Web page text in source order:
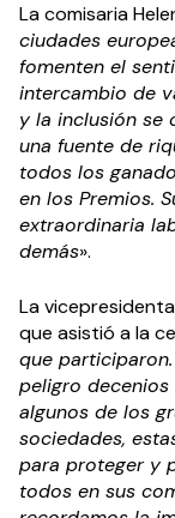
La comisaria
ciudades
fomenten el
intercambio de
y la inclusión se
una fuente de
todos los
en los Premios.
extraordinaria
demás».
La
que asistió a la
que
peligro
algunos de los
sociedades,
para proteger y
todos en sus